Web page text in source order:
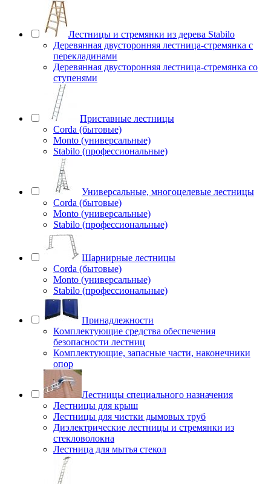
Лестницы и стремянки из дерева Stabilo
Деревянная двусторонняя лестница-стремянка с
перекладинами
Деревянная двусторонняя лестница-стремянка со
ступенями
Приставные лестницы
Corda (бытовые)
Monto (универсальные)
Stabilo (профессиональные)
Универсальные, многоцелевые лестницы
Corda (бытовые)
Monto (универсальные)
Stabilo (профессиональные)
Шарнирные лестницы
Corda (бытовые)
Monto (универсальные)
Stabilo (профессиональные)
Принадлежности
Комплектующие средства обеспечения
безопасности лестниц
Комплектующие, запасные части, наконечники
опор
Лестницы специального назначения
Лестницы для крыш
Лестницы для чистки дымовых труб
Диэлектрические лестницы и стремянки из
стекловолокна
Лестница для мытья стекол